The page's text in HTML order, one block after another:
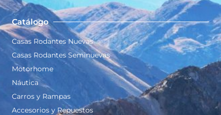
Catálogo
Casas Rodantes Nuevas
Casas Rodantes Seminuevas
Motorhome
Náutica
Carros y Rampas
Accesorios y Repuestos